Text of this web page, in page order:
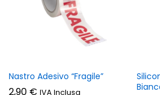
Nastro Adesivo “Fragile”
2,90 € IVA Inclusa